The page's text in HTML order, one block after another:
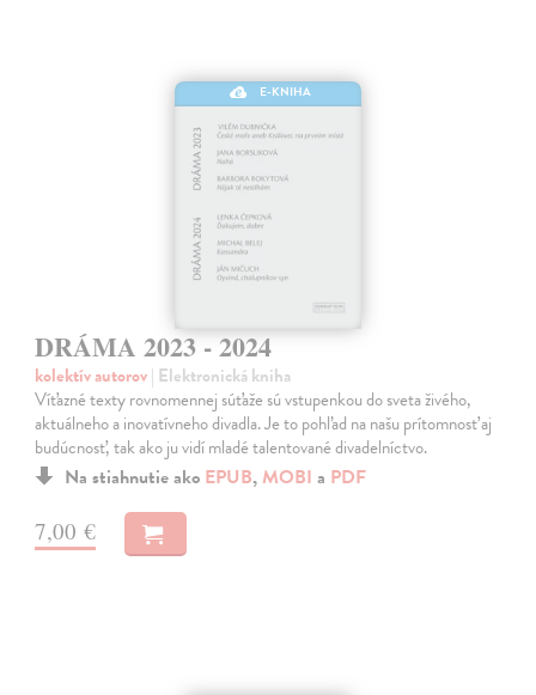
E-KNIHA
DRÁMA 2023 - 2024
kolektív autorov| Elektronická kniha
Víťazné texty rovnomennej súťaže sú vstupenkou do sveta živého,
aktuálneho a inovatívneho divadla. Je to pohľad na našu prítomnosť aj
budúcnosť, tak ako ju vidí mladé talentované divadelníctvo.
Na stiahnutie ako EPUB, MOBI a PDF
7,00 €